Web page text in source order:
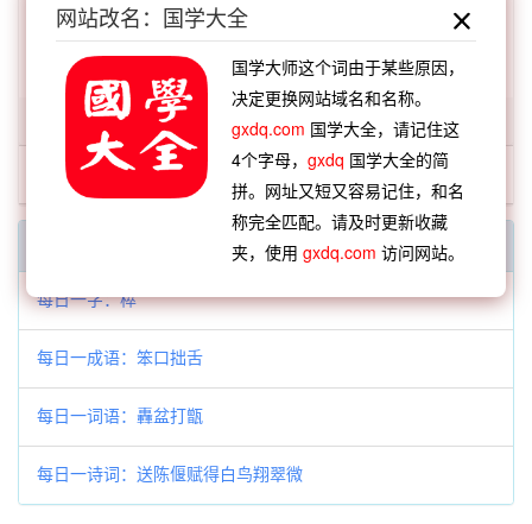
扫描版：「避弃」在《汉语大词典》第15241页 第10
卷 1274
「避弃」开头的词语:
避弃
每日一字：㯜
每日一成语：笨口拙舌
每日一词语：轟盆打甑
每日一诗词：送陈偃赋得白鸟翔翠微
网站改名：国学大全
国学大师这个词由于某些原因，
决定更换网站域名和名称。
gxdq.com 国学大全，请记住这
4个字母，gxdq 国学大全的简
拼。网址又短又容易记住，和名
称完全匹配。请及时更新收藏
夹，使用gxdq.com 访问网站。